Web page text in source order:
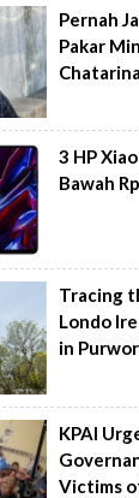
Pernah
Pakar
3 HP
Bawah
Tracing
Londo
in
KPAI
Victims